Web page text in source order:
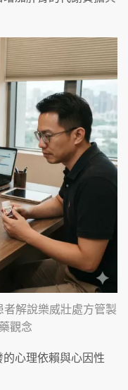
解說樂威壯處方管製
觀念
心理依賴與心因性